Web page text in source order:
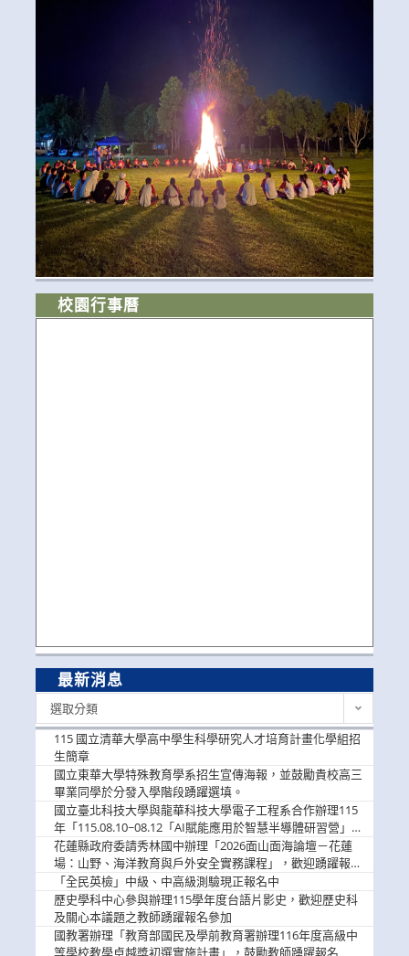
校園行事曆
最新消息
選取分類
115 國立清華大學高中學生科學研究人才培育計畫化學組招
生簡章
國立東華大學特殊教育學系招生宣傳海報，並鼓勵貴校高三
畢業同學於分發入學階段踴躍選填。
國立臺北科技大學與龍華科技大學電子工程系合作辦理115
年「115.08.10~08.12「AI賦能應用於智慧半導體研習營」，
歡迎學生踴躍報名參加
花蓮縣政府委請秀林國中辦理「2026面山面海論壇－花蓮
場：山野、海洋教育與戶外安全實務課程」，歡迎踴躍報名
參加
「全民英檢」中級、中高級測驗現正報名中
歷史學科中心參與辦理115學年度台語片影史，歡迎歷史科
及關心本議題之教師踴躍報名參加
國教署辦理「教育部國民及學前教育署辦理116年度高級中
等學校教學卓越獎初選實施計畫」，鼓勵教師踴躍報名